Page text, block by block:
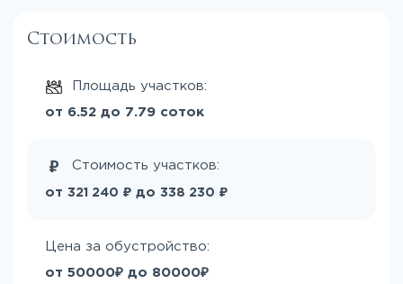
Стоимость
Площадь участков:
от 6.52 до 7.79 соток
Стоимость участков:
от 321 240 ₽ до 338 230 ₽
Цена за обустройство:
от 50000₽ до 80000₽